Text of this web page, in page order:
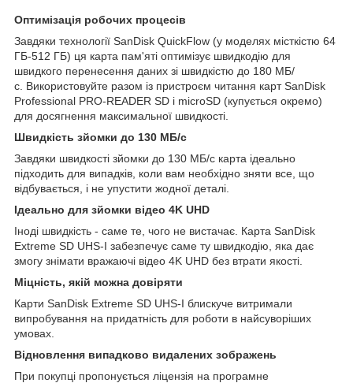
Оптимізація робочих процесів
Завдяки технології SanDisk QuickFlow (у моделях місткістю 64
ГБ-512 ГБ) ця карта пам'яті оптимізує швидкодію для
швидкого перенесення даних зі швидкістю до 180 МБ/
с. Використовуйте разом із пристроєм читання карт SanDisk
Professional PRO-READER SD і microSD (купується окремо)
для досягнення максимальної швидкості.
Швидкість зйомки до 130 МБ/с
Завдяки швидкості зйомки до 130 МБ/с карта ідеально
підходить для випадків, коли вам необхідно зняти все, що
відбувається, і не упустити жодної деталі.
Ідеально для зйомки відео 4K UHD
Іноді швидкість - саме те, чого не вистачає. Карта SanDisk
Extreme SD UHS-I забезпечує саме ту швидкодію, яка дає
змогу знімати вражаючі відео 4K UHD без втрати якості.
Міцність, якій можна довіряти
Карти SanDisk Extreme SD UHS-I блискуче витримали
випробування на придатність для роботи в найсуворіших
умовах.
Відновлення випадково видалених зображень
При покупці пропонується ліцензія на програмне